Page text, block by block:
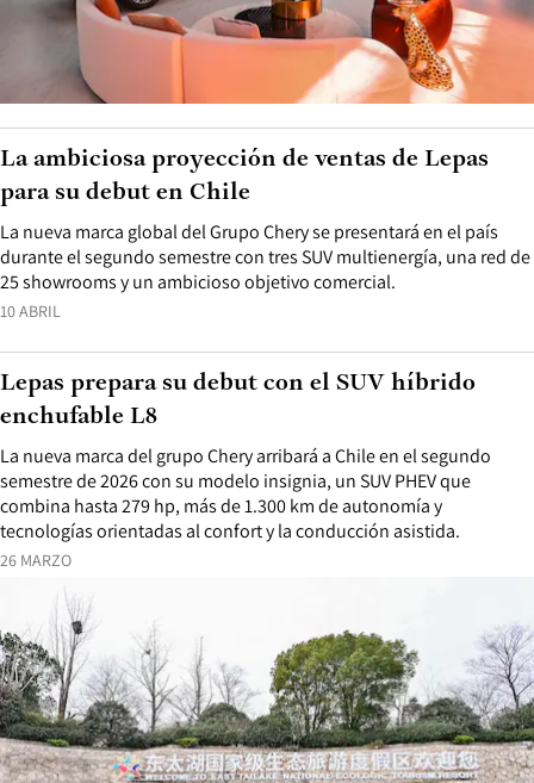
10 ABRIL
La nueva marca global del Grupo Chery se presentará en el país
durante el segundo semestre con tres SUV multienergía, una red de
25 showrooms y un ambicioso objetivo comercial.
La ambiciosa proyección de ventas de Lepas
para su debut en Chile
Lepas prepara su debut con el SUV híbrido
enchufable L8